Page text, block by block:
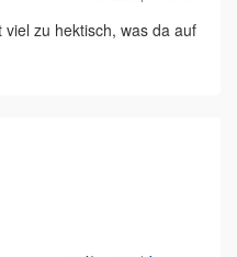
zu hektisch, was da auf